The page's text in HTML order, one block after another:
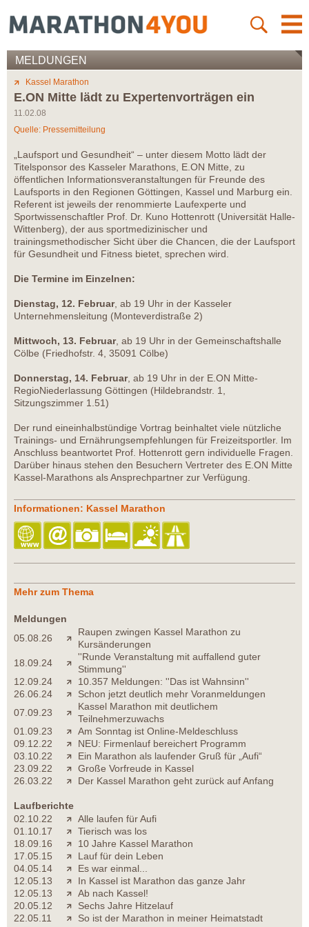
MELDUNGEN
Kassel Marathon
E.ON Mitte lädt zu Expertenvorträgen ein
11.02.08
Quelle: Pressemitteilung
„Laufsport und Gesundheit“ – unter diesem Motto lädt der
Titelsponsor des Kasseler Marathons, E.ON Mitte, zu
öffentlichen Informationsveranstaltungen für Freunde des
Laufsports in den Regionen Göttingen, Kassel und Marburg ein.
Referent ist jeweils der renommierte Laufexperte und
Sportwissenschaftler Prof. Dr. Kuno Hottenrott (Universität Halle-
Wittenberg), der aus sportmedizinischer und
trainingsmethodischer Sicht über die Chancen, die der Laufsport
für Gesundheit und Fitness bietet, sprechen wird.
Die Termine im Einzelnen:
Dienstag, 12. Februar, ab 19 Uhr in der Kasseler
Unternehmensleitung (Monteverdistraße 2)
Mittwoch, 13. Februar, ab 19 Uhr in der Gemeinschaftshalle
Cölbe (Friedhofstr. 4, 35091 Cölbe)
Donnerstag, 14. Februar, ab 19 Uhr in der E.ON Mitte-
RegioNiederlassung Göttingen (Hildebrandstr. 1,
Sitzungszimmer 1.51)
Der rund eineinhalbstündige Vortrag beinhaltet viele nützliche
Trainings- und Ernährungsempfehlungen für Freizeitsportler. Im
Anschluss beantwortet Prof. Hottenrott gern individuelle Fragen.
Darüber hinaus stehen den Besuchern Vertreter des E.ON Mitte
Kassel-Marathons als Ansprechpartner zur Verfügung.
Informationen: Kassel Marathon
Mehr zum Thema
Meldungen
05.08.26
Raupen zwingen Kassel Marathon zu
Kursänderungen
18.09.24
''Runde Veranstaltung mit auffallend guter
Stimmung''
12.09.24
10.357 Meldungen: ''Das ist Wahnsinn''
26.06.24
Schon jetzt deutlich mehr Voranmeldungen
07.09.23
Kassel Marathon mit deutlichem
Teilnehmerzuwachs
01.09.23
Am Sonntag ist Online-Meldeschluss
09.12.22
NEU: Firmenlauf bereichert Programm
03.10.22
Ein Marathon als laufender Gruß für „Aufi“
23.09.22
Große Vorfreude in Kassel
26.03.22
Der Kassel Marathon geht zurück auf Anfang
Laufberichte
02.10.22
Alle laufen für Aufi
01.10.17
Tierisch was los
18.09.16
10 Jahre Kassel Marathon
17.05.15
Lauf für dein Leben
04.05.14
Es war einmal...
12.05.13
In Kassel ist Marathon das ganze Jahr
12.05.13
Ab nach Kassel!
20.05.12
Sechs Jahre Hitzelauf
22.05.11
So ist der Marathon in meiner Heimatstadt